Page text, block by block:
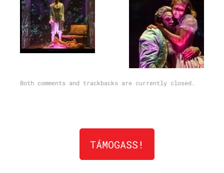
KAPCSOLAT
TÁP ALAPÍTVÁNY
Both comments and trackbacks are currently closed.
TÁMOGASS!